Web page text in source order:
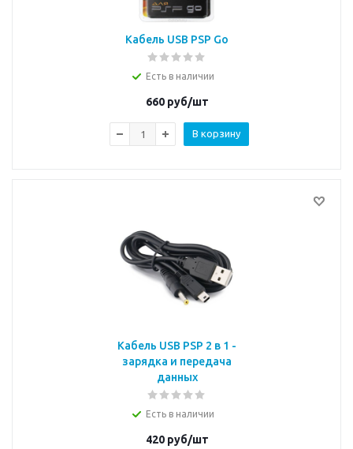
Кабель USB PSP Go
Есть в наличии
660руб/шт
В корзину
Кабель USB PSP 2 в 1 -
зарядка и передача
данных
Есть в наличии
420руб/шт